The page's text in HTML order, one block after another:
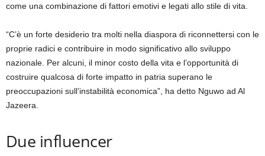
come una combinazione di fattori emotivi e legati allo stile di vita.
“C’è un forte desiderio tra molti nella diaspora di riconnettersi con le
proprie radici e contribuire in modo significativo allo sviluppo
nazionale. Per alcuni, il minor costo della vita e l’opportunità di
costruire qualcosa di forte impatto in patria superano le
preoccupazioni sull’instabilità economica”, ha detto Nguwo ad Al
Jazeera.
Due influencer